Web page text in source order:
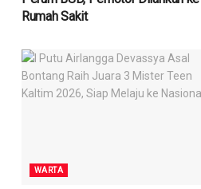
Rumah Sakit
WARTA